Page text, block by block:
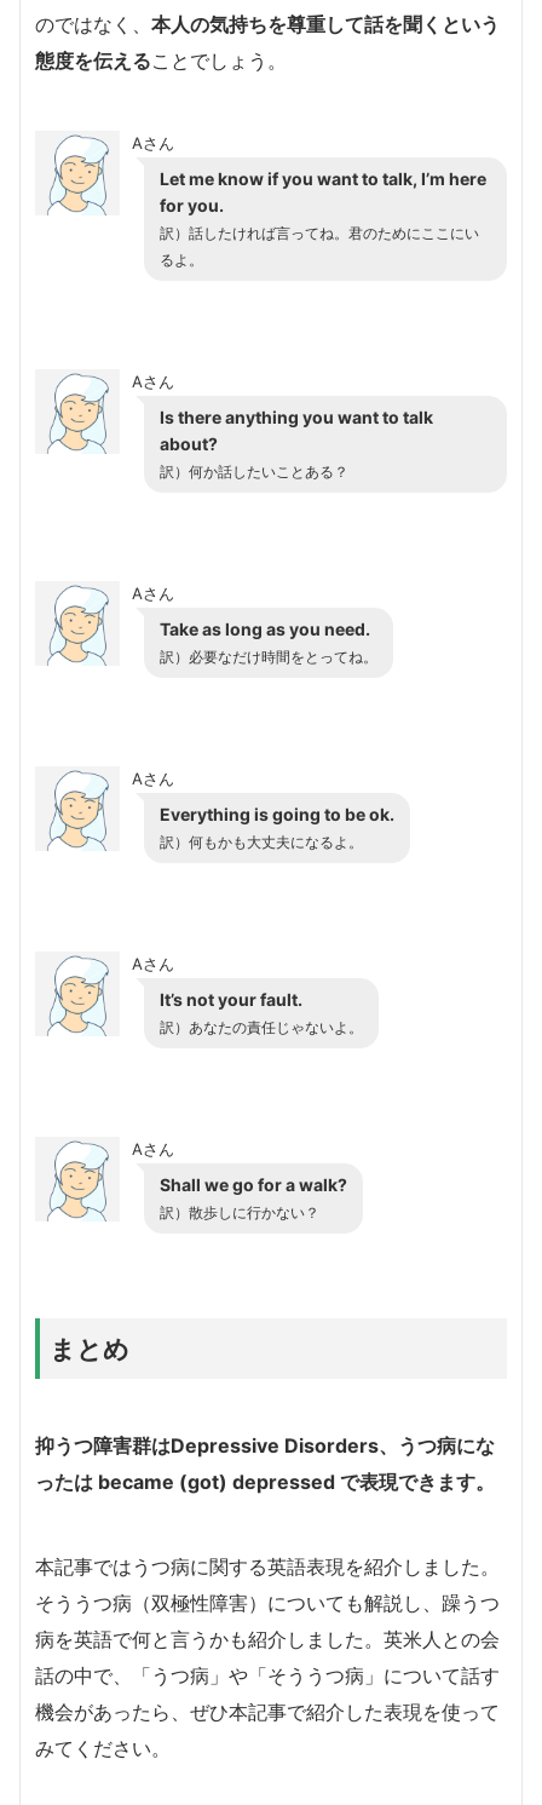
のではなく、 本人の気持ちを尊重して話を聞くという
態度を伝えることでしょう。
Aさん
Let me know if you want to talk, I’m here
for you.
訳）話したければ言ってね。君のためにここにい
るよ。
Aさん
Is there anything you want to talk
about?
訳）何か話したいことある？
Aさん
Take as long as you need.
訳）必要なだけ時間をとってね。
Aさん
Everything is going to be ok.
訳）何もかも大丈夫になるよ。
Aさん
It’s not your fault.
訳）あなたの責任じゃないよ。
Aさん
Shall we go for a walk?
訳）散歩しに行かない？
まとめ
抑うつ障害群はDepressive Disorders、うつ病にな
ったは became (got) depressed で表現できます。
本記事ではうつ病に関する英語表現を紹介しました。
そううつ病（双極性障害）についても解説し、躁うつ
病を英語で何と言うかも紹介しました。英米人との会
話の中で、「うつ病」や「そううつ病」について話す
機会があったら、ぜひ本記事で紹介した表現を使って
みてください。